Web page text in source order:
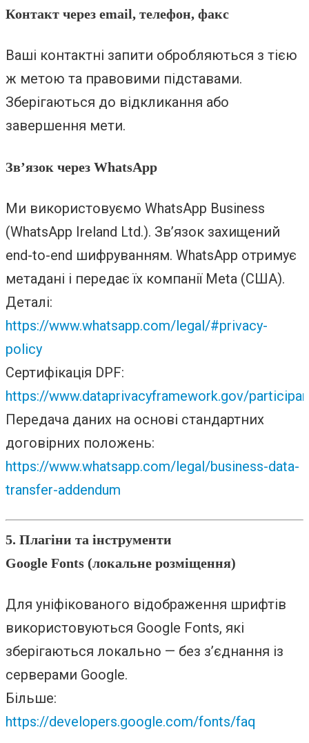
Контакт через email, телефон, факс
Ваші контактні запити обробляються з тією
ж метою та правовими підставами.
Зберігаються до відкликання або
завершення мети.
Зв’язок через WhatsApp
Ми використовуємо WhatsApp Business
(WhatsApp Ireland Ltd.). Зв’язок захищений
end-to-end шифруванням. WhatsApp отримує
метадані і передає їх компанії Meta (США).
Деталі:
https://www.whatsapp.com/legal/#privacy-
policy
Сертифікація DPF:
https://www.dataprivacyframework.gov/
Передача даних на основі стандартних
договірних положень:
https://www.whatsapp.com/legal/business-data-
transfer-addendum
5. Плагіни та інструменти
Google Fonts (локальне розміщення)
Для уніфікованого відображення шрифтів
використовуються Google Fonts, які
зберігаються локально — без з’єднання із
серверами Google.
Більше:
https://developers.google.com/fonts/faq